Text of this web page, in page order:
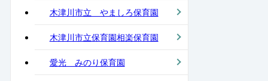
木津川市立 やましろ保育園
木津川市立保育園相楽保育園
愛光 みのり保育園